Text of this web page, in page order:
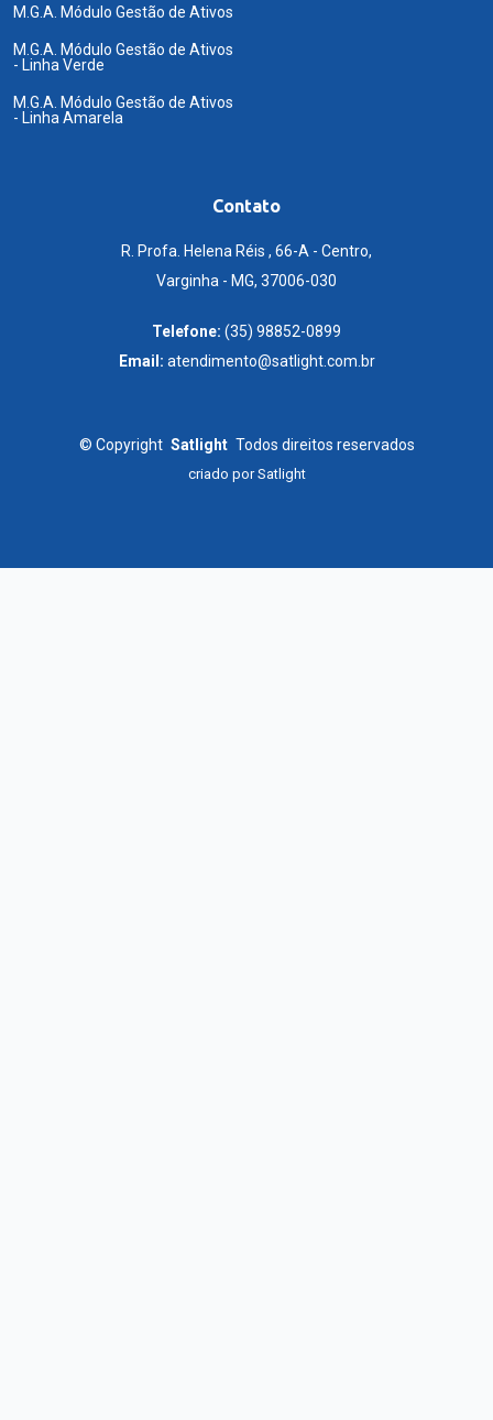
M.G.A. Módulo Gestão de Ativos
M.G.A. Módulo Gestão de Ativos
- Linha Verde
M.G.A. Módulo Gestão de Ativos
- Linha Amarela
Contato
R. Profa. Helena Réis , 66-A - Centro,
Varginha - MG, 37006-030
Telefone: (35) 98852-0899
Email: atendimento@satlight.com.br
© Copyright Satlight Todos direitos reservados
criado porSatlight